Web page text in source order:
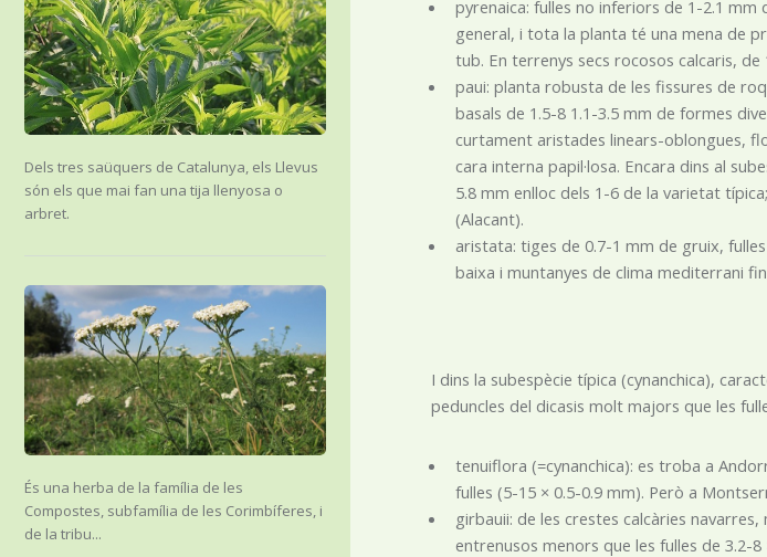
pyrenaica: fulles no inferiors de 1-2.1 mm
general, i tota la planta té una mena de
tub. En terrenys secs rocosos calcaris, de
paui: planta robusta de les fissures de
basals de 1.5-8 1.1-3.5 mm de formes
curtament aristades linears-oblongues,
cara interna papil·losa. Encara dins al
5.8 mm enlloc dels 1-6 de la varietat
(Alacant).
aristata: tiges de 0.7-1 mm de gruix,
baixa i muntanyes de clima mediterrani
I dins la subespècie típica (cynanchica),
peduncles del dicasis molt majors que les
tenuiflora (=cynanchica): es troba a
fulles (5-15 × 0.5-0.9 mm). Però a
girbauii: de les crestes calcàries
entrenusos menors que les fulles de 3.2-8
Dels tres saüquers de Catalunya, els Llevus
són els que mai fan una tija llenyosa o
arbret.
És una herba de la família de les
Compostes, subfamília de les Corimbíferes, i
de la tribu...